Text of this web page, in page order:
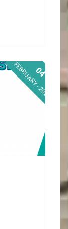
04
FEBRUARY - 2026